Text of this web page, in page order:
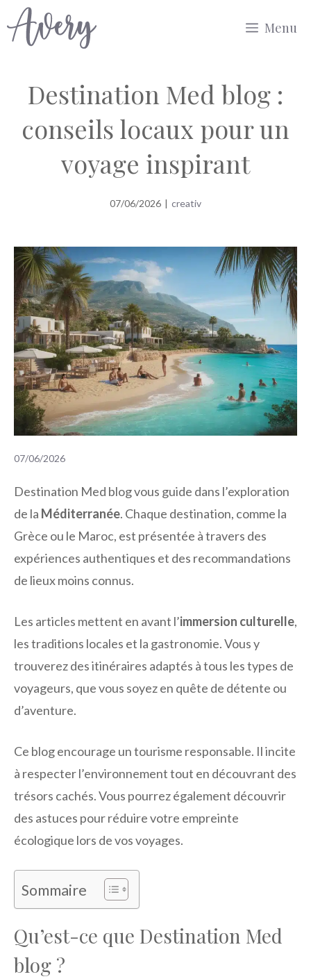
Aller
au
Menu
Destination Med blog :
conseils locaux pour un
voyage inspirant
07/06/2026 | creativ
07/06/2026
Destination Med blog vous guide dans l’exploration
de la Méditerranée. Chaque destination, comme la
Grèce ou le Maroc, est présentée à travers des
expériences authentiques et des recommandations
de lieux moins connus.
Les articles mettent en avant l’immersion culturelle,
les traditions locales et la gastronomie. Vous y
trouverez des itinéraires adaptés à tous les types de
voyageurs, que vous soyez en quête de détente ou
d’aventure.
Ce blog encourage un tourisme responsable. Il incite
à respecter l’environnement tout en découvrant des
trésors cachés. Vous pourrez également découvrir
des astuces pour réduire votre empreinte
écologique lors de vos voyages.
Sommaire
Qu’est-ce que Destination Med
blog ?